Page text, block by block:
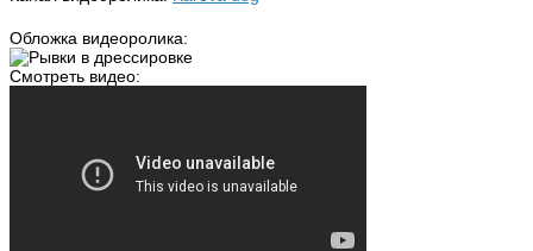
Обложка видеоролика:
Смотреть видео: